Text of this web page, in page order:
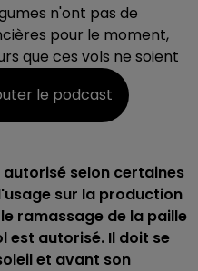
n'ont pas de
pour le moment,
que ces vols ne soient
le podcast
selon certaines
sur la production
ramassage de la paille
est autorisé. Il doit se
et avant son